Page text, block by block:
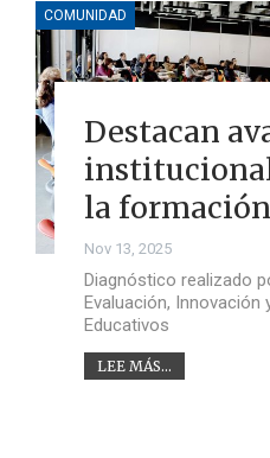
COMUNIDAD
Destacan
la
Nov 13, 2025
Diagnóstico realizado
Evaluación, Innovación
Educativos
LEE MÁS...